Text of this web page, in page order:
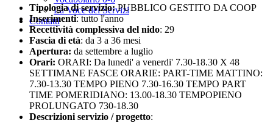
La Voce dei Servizi
Contatti
Tipologia di servizio:PUBBLICO GESTITO DA COOP
Inserimenti: tutto l'anno
Recettività complessiva del nido: 29
Fascia di età: da 3 a 36 mesi
Apertura: da settembre a luglio
Orari: ORARI: Da lunedi' a venerdi' 7.30-18.30 X 48
SETTIMANE FASCE ORARIE: PART-TIME MATTINO:
7.30-13.30 TEMPO PIENO 7.30-16.30 TEMPO PART
TIME POMERIDIANO: 13.00-18.30 TEMPOPIENO
PROLUNGATO 730-18.30
Descrizioni servizio / progetto: